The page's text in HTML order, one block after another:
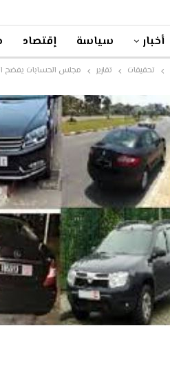
أخبار سياسة إقتصاد
تحقيقات تقارير مجلس الحسابات يفضح